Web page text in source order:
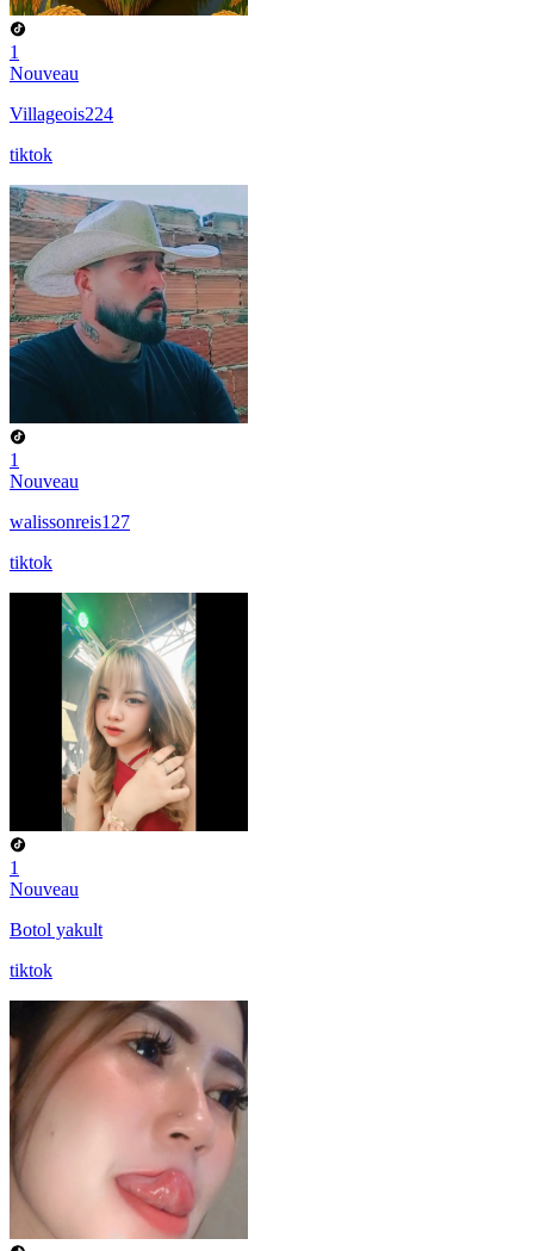
1
Nouveau
Villageois224
tiktok
1
Nouveau
walissonreis127
tiktok
1
Nouveau
Botol yakult
tiktok